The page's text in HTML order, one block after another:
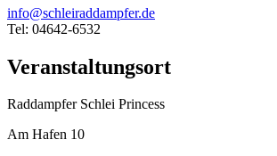
info@schleiraddampfer.de
Tel: 04642-6532
Veranstaltungsort
Raddampfer Schlei Princess
Am Hafen 10